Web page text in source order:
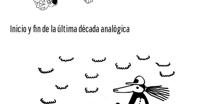
Inicio y fin de la última década analógica